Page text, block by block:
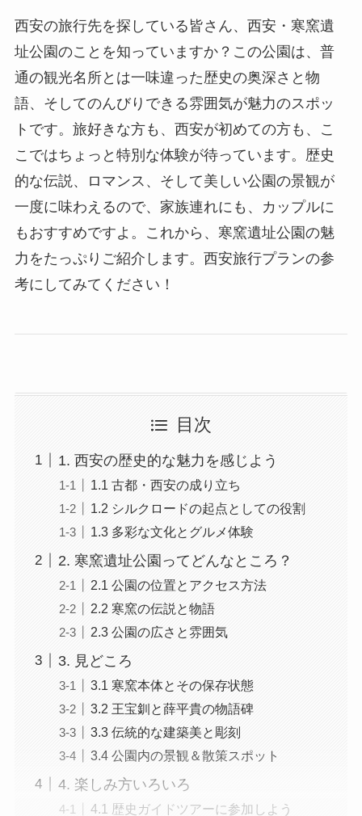
西安の旅行先を探している皆さん、西安・寒窯遺
址公園のことを知っていますか？この公園は、普
通の観光名所とは一味違った歴史の奥深さと物
語、そしてのんびりできる雰囲気が魅力のスポッ
トです。旅好きな方も、西安が初めての方も、こ
こではちょっと特別な体験が待っています。歴史
的な伝説、ロマンス、そして美しい公園の景観が
一度に味わえるので、家族連れにも、カップルに
もおすすめですよ。これから、寒窯遺址公園の魅
力をたっぷりご紹介します。西安旅行プランの参
考にしてみてください！
目次
1. 西安の歴史的な魅力を感じよう
1.1 古都・西安の成り立ち
1.2 シルクロードの起点としての役割
1.3 多彩な文化とグルメ体験
2. 寒窯遺址公園ってどんなところ？
2.1 公園の位置とアクセス方法
2.2 寒窯の伝説と物語
2.3 公園の広さと雰囲気
3. 見どころ
3.1 寒窯本体とその保存状態
3.2 王宝釧と薛平貴の物語碑
3.3 伝統的な建築美と彫刻
3.4 公園内の景観＆散策スポット
4. 楽しみ方いろいろ
4.1 歴史ガイドツアーに参加しよう